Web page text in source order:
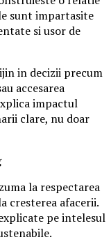
sunt impartasite
si usor de
in decizii precum
accesarea
impactul
clare, nu doar
la respectarea
cresterea afacerii.
pe intelesul